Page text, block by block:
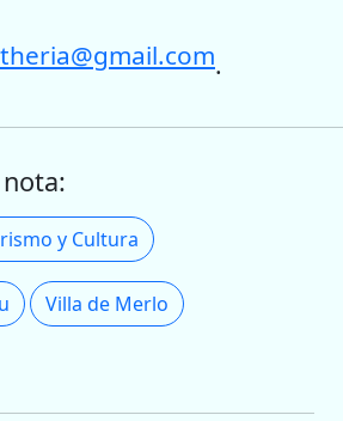
.
y Cultura
Villa de Merlo